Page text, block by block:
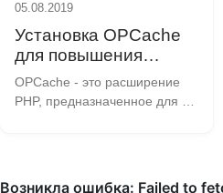
05.08.2019
Установка OPCache
для повышения
производительности
PHP в CentOS 7
OPCache - это расширение
PHP, предназначенное для